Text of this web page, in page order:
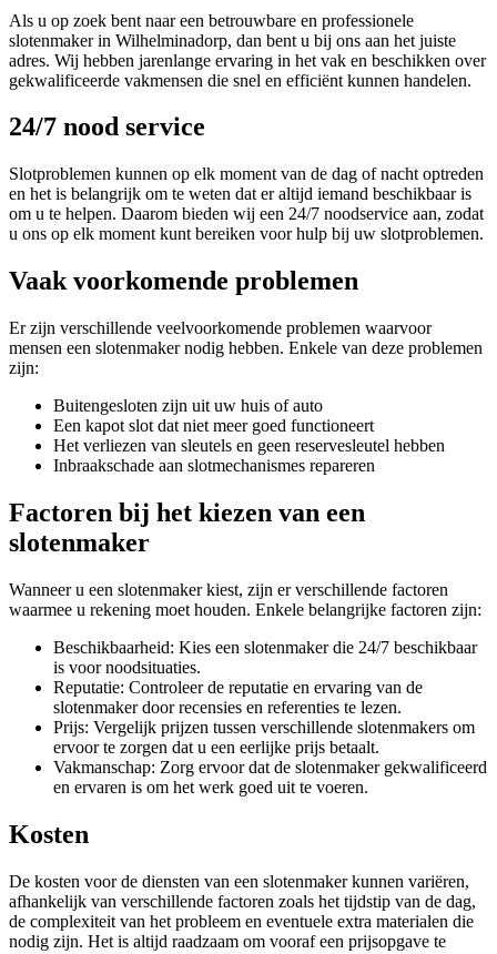
Als u op zoek bent naar een betrouwbare en professionele
slotenmaker in Wilhelminadorp, dan bent u bij ons aan het juiste
adres. Wij hebben jarenlange ervaring in het vak en beschikken over
gekwalificeerde vakmensen die snel en efficiënt kunnen handelen.
24/7 nood service
Slotproblemen kunnen op elk moment van de dag of nacht optreden
en het is belangrijk om te weten dat er altijd iemand beschikbaar is
om u te helpen. Daarom bieden wij een 24/7 noodservice aan, zodat
u ons op elk moment kunt bereiken voor hulp bij uw slotproblemen.
Vaak voorkomende problemen
Er zijn verschillende veelvoorkomende problemen waarvoor
mensen een slotenmaker nodig hebben. Enkele van deze problemen
zijn:
Buitengesloten zijn uit uw huis of auto
Een kapot slot dat niet meer goed functioneert
Het verliezen van sleutels en geen reservesleutel hebben
Inbraakschade aan slotmechanismes repareren
Factoren bij het kiezen van een
slotenmaker
Wanneer u een slotenmaker kiest, zijn er verschillende factoren
waarmee u rekening moet houden. Enkele belangrijke factoren zijn:
Beschikbaarheid: Kies een slotenmaker die 24/7 beschikbaar
is voor noodsituaties.
Reputatie: Controleer de reputatie en ervaring van de
slotenmaker door recensies en referenties te lezen.
Prijs: Vergelijk prijzen tussen verschillende slotenmakers om
ervoor te zorgen dat u een eerlijke prijs betaalt.
Vakmanschap: Zorg ervoor dat de slotenmaker gekwalificeerd
en ervaren is om het werk goed uit te voeren.
Kosten
De kosten voor de diensten van een slotenmaker kunnen variëren,
afhankelijk van verschillende factoren zoals het tijdstip van de dag,
de complexiteit van het probleem en eventuele extra materialen die
nodig zijn. Het is altijd raadzaam om vooraf een prijsopgave te